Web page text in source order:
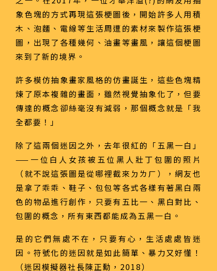
象色塊的方式再現這張梗圖後，開始許多人用積
木、泡麵、電線等生活周遭的素材來製作這張梗
圖，出現了各種幾何、油畫等畫風，讓這個梗圖
來到了新的境界。
許多模仿抽象畫家風格的仿畫誕生，這些色塊精
煉了原本複雜的畫面，雖然視覺抽象化了，但要
傳達的概念卻絲毫沒有減弱，那個概念就是「我
全都要！」
除了這兩個迷因之外，去年很紅的「五黑一白」
——一位白人女孩被五位黑人壯丁包圍的照片
（就不說這張圖是從哪裡截來ㄉㄌㄏ），網友也
是拿了乖乖、鞋子、包包等各式各樣有著黑白兩
色的物品進行創作，只要有五比一、黑白對比、
包圍的概念，所有東西都能成為五黑一白。
是的它們無處不在，只要有心，生活處處皆迷
因。符號化的迷因就是如此簡單、暴力又好懂！
（迷因模擬器社長陳正勳，2018）